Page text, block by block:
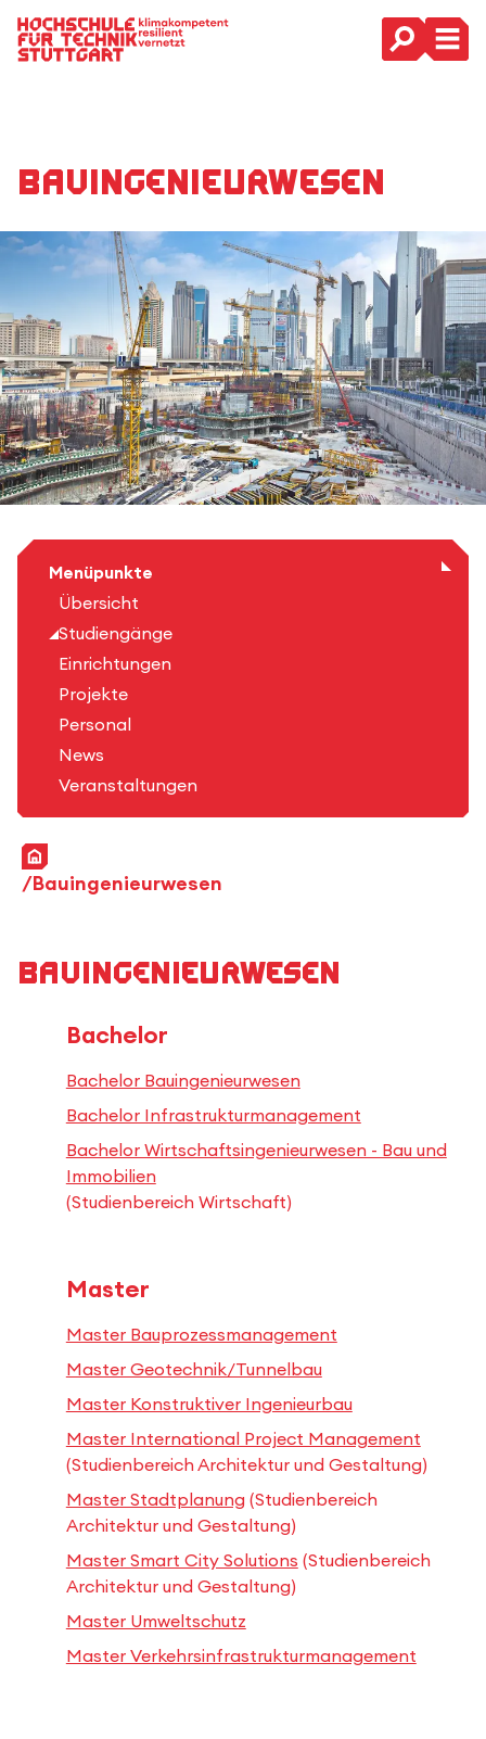
Hauptnavigation
Bau­ingenieur­wesen
Menüpunkte
Übersicht
Studiengänge
Einrichtungen
Projekte
Personal
News
Veranstaltungen
Startseite
Bauingenieurwesen
Bauingenieurwesen
Bachelor
Bachelor Bauingenieurwesen
Bachelor Infrastrukturmanagement
Bachelor Wirtschaftsingenieurwesen - Bau und
Immobilien
(Studienbereich Wirtschaft)
Master
Master Bauprozessmanagement
Master Geotechnik/Tunnelbau
Master Konstruktiver Ingenieurbau
Master International Project Management
(Studienbereich Architektur und Gestaltung)
Master Stadtplanung(Studienbereich
Architektur und Gestaltung)
Master Smart City Solutions (Studienbereich
Architektur und Gestaltung)
Master Umweltschutz
Master Verkehrsinfrastrukturmanagement